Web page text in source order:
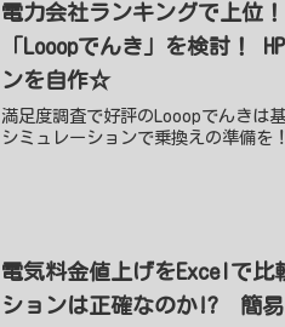
電力会社ランキングで上位
「Looopでんき」を検討！
ンを自作☆
満足度調査で好評のLooopでんきは
シミュレーションで乗換えの準備を！
電気料金値上げをExcelで比
ションは正確なのか!? 簡易